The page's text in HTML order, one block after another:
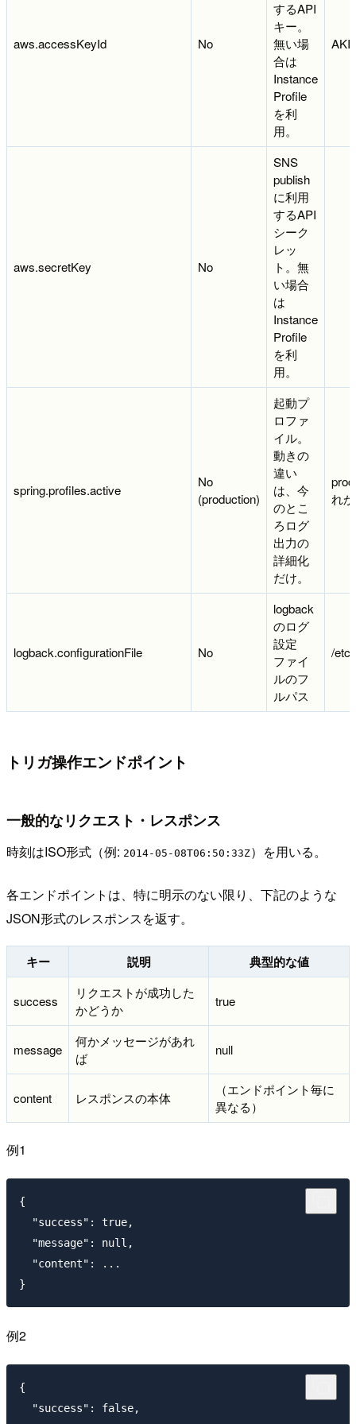
aws.accessKeyId No
するAPI
キー。
無い場
合は
Instance
Profile
を利
用。
aws.secretKey No
SNS
publish
に利用
するAPI
シーク
レッ
ト。無
い場合
は
Instance
Profile
を利
用。
spring.profiles.active
No
(production)
起動プ
ロファ
イル。
動きの
違い
は、今
のとこ
ろログ
出力の
詳細化
だけ。
れか
logback.configurationFile No
logback
のログ
設定
ファイ
ルのフ
ルパス
/
トリガ操作エンドポイント
一般的なリクエスト・レスポンス
時刻はISO形式（例: 2014-05-08T06:50:33Z）を用いる。
各エンドポイントは、特に明示のない限り、下記のような
JSON形式のレスポンスを返す。
キー 説明 典型的な値
success
リクエストが成功した
かどうか
true
message
何かメッセージがあれ
ば
null
content レスポンスの本体
（エンドポイント毎に
異なる）
例1
{
  "success": true,
  "message": null,
  "content": ...
例2
{
  "success": false,